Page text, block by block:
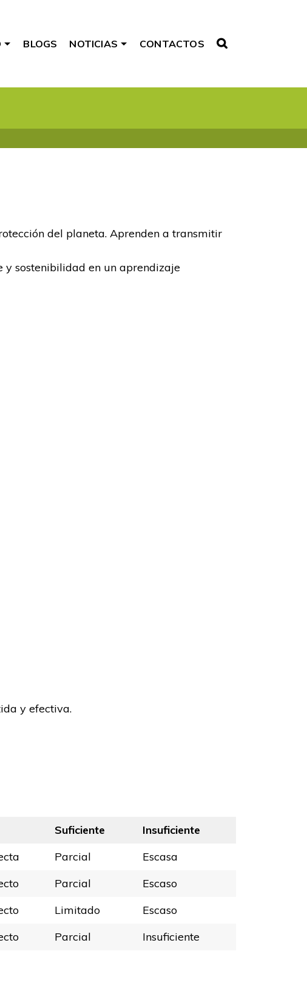
BLOGS NOTICIAS CONTACTOS
del planeta. Aprenden a transmitir
sostenibilidad en un aprendizaje
y efectiva.
Suficiente
Insuficiente
Parcial
Escasa
Parcial
Escaso
Limitado
Escaso
Parcial
Insuficiente